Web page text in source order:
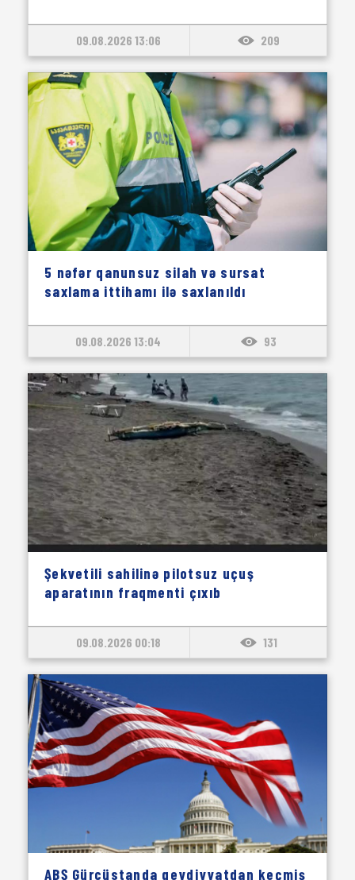
09.08.2026 13:06 209
5 nəfər qanunsuz silah və sursat
saxlama ittihamı ilə saxlanıldı
09.08.2026 13:04 93
Şekvetili sahilinə pilotsuz uçuş
aparatının fraqmenti çıxıb
09.08.2026 00:18 131
ABŞ Gürcüstanda qeydiyyatdan keçmiş